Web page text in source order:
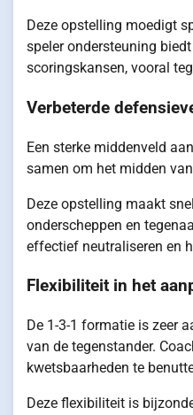
Deze opstelling moedigt
speler ondersteuning
scoringskansen, vooral
Verbeterde
Een sterke middenveld
samen om het midden
Deze opstelling maakt
onderscheppen en
effectief neutraliseren en
Flexibiliteit in het
De 1-3-1 formatie is zeer
van de tegenstander.
kwetsbaarheden te
Deze flexibiliteit is